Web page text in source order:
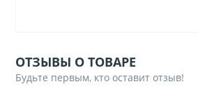
ОТЗЫВЫ О ТОВАРЕ
Будьте первым, кто оставит отзыв!